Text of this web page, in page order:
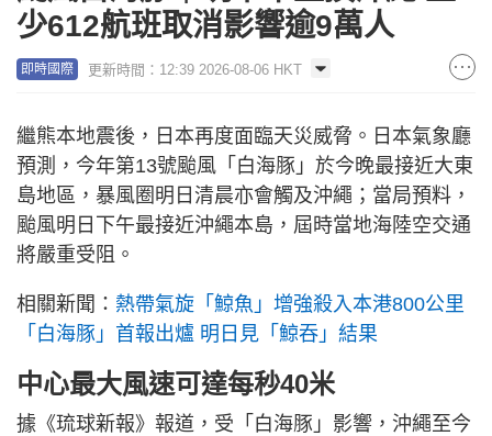
少612航班取消影響逾9萬人
即時國際 更新時間：12:39 2026-08-06 HKT
繼熊本地震後，日本再度面臨天災威脅。日本氣象廳
預測，今年第13號颱風「白海豚」於今晚最接近大東
島地區，暴風圈明日清晨亦會觸及沖繩；當局預料，
颱風明日下午最接近沖繩本島，屆時當地海陸空交通
將嚴重受阻。
相關新聞： 熱帶氣旋「鯨魚」增強殺入本港800公里
「白海豚」首報出爐 明日見「鯨吞」結果
中心最大風速可達每秒40米
據《琉球新報》報道，受「白海豚」影響，沖繩至今